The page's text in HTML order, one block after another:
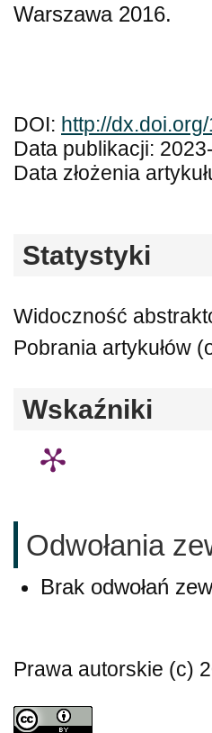
Warszawa 2016.
DOI: http://
Data publikacji:
Data złożenia
Statystyki
Widoczność
Pobrania artykułów
Wskaźniki
Odwołania
Brak odwołań
Prawa autorskie (c)